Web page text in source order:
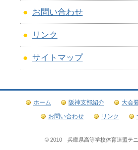
● お問い合わせ
● リンク
● サイトマップ
ホーム 阪神支部紹介 大会
お問い合わせ
リンク
© 2010 兵庫県高等学校体育連盟テニ